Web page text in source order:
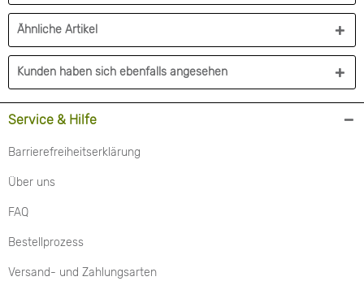
Ähnliche Artikel
Kunden haben sich ebenfalls angesehen
Service & Hilfe
Barrierefreiheitserklärung
Über uns
FAQ
Bestellprozess
Versand- und Zahlungsarten